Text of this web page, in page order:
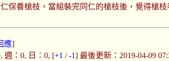
保養槍枝，當組裝完同仁的槍枝後，覺得槍
應]
週：0, 日：0, [+1 /-1] 最後更新：2019-04-09